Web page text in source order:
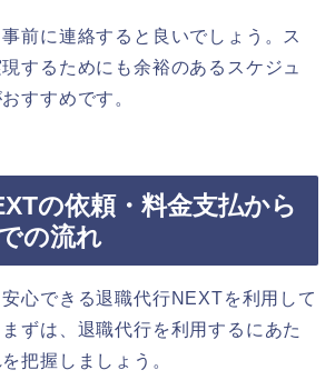
前に連絡すると良いでしょう。ス
するためにも余裕のあるスケジュ
すすめです。
の依頼・料金支払から
の流れ
心できる退職代行NEXTを利用して
ずは、退職代行を利用するにあた
把握しましょう。